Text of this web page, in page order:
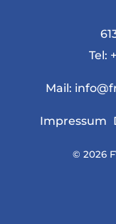
Tel:
Mail:
Impressum
© 2026